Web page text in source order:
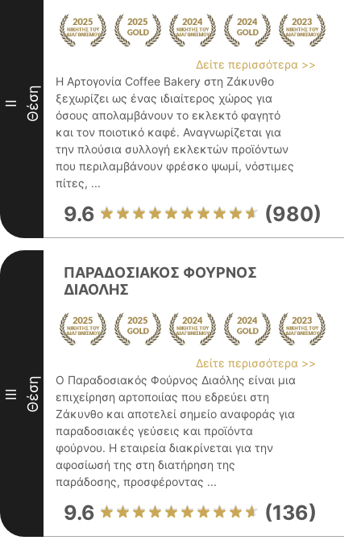
II Θέση
Δείτε περισσότερα >>
Η Αρτογονία Coffee Bakery στη Ζάκυνθο
ξεχωρίζει ως ένας ιδιαίτερος χώρος για
όσους απολαμβάνουν το εκλεκτό φαγητό
και τον ποιοτικό καφέ. Αναγνωρίζεται για
την πλούσια συλλογή εκλεκτών προϊόντων
που περιλαμβάνουν φρέσκο ψωμί, νόστιμες
πίτες, ...
9.6 (980)
III Θέση
ΠΑΡΑΔΟΣΙΑΚΟΣ ΦΟΥΡΝΟΣ
ΔΙΑΟΛΗΣ
Δείτε περισσότερα >>
Ο Παραδοσιακός Φούρνος Διαόλης είναι μια
επιχείρηση αρτοποιίας που εδρεύει στη
Ζάκυνθο και αποτελεί σημείο αναφοράς για
παραδοσιακές γεύσεις και προϊόντα
φούρνου. Η εταιρεία διακρίνεται για την
αφοσίωσή της στη διατήρηση της
παράδοσης, προσφέροντας ...
9.6 (136)